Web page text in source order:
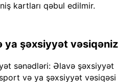
kartları qəbul edilmir.
ya şəxsiyyət vəsiqəniz
sənədləri: Əlavə şəxsiyyət
və ya şəxsiyyət vəsiqəsi